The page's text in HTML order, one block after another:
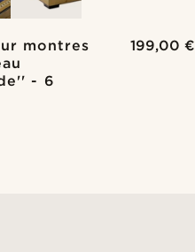
montres
- 6
199,00 €